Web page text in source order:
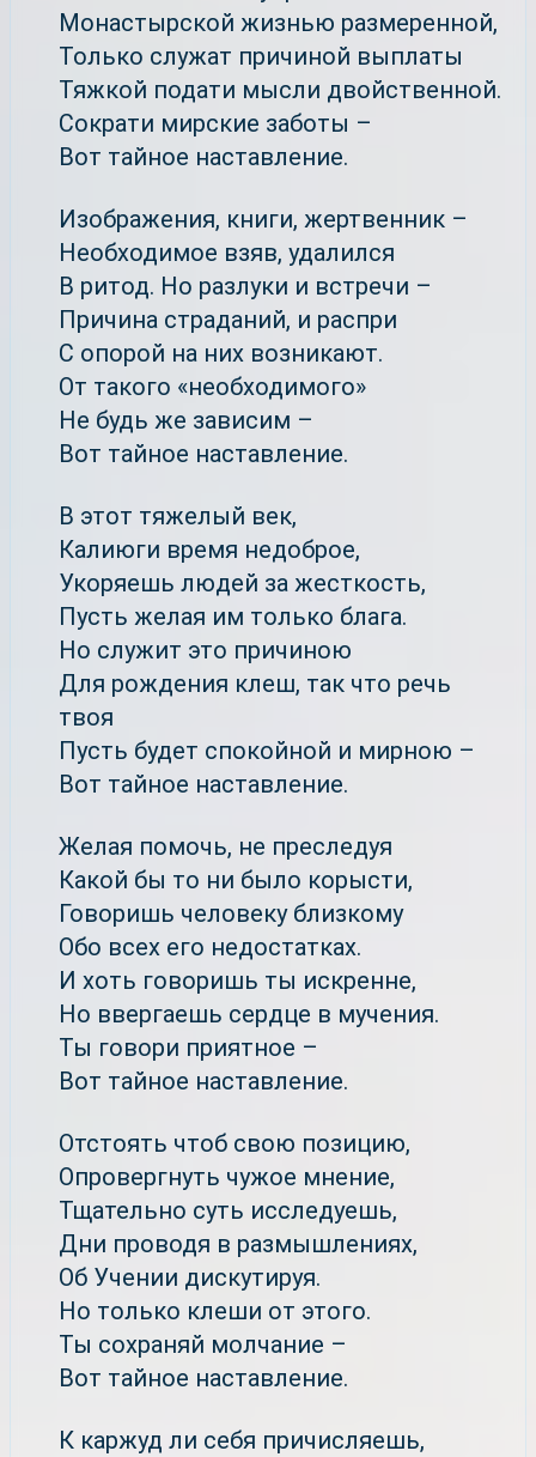
Монастырской жизнью размеренной,
Только служат причиной выплаты
Тяжкой подати мысли двойственной.
Сократи мирские заботы –
Вот тайное наставление.
Изображения, книги, жертвенник –
Необходимое взяв, удалился
В ритод. Но разлуки и встречи –
Причина страданий, и распри
С опорой на них возникают.
От такого «необходимого»
Не будь же зависим –
Вот тайное наставление.
В этот тяжелый век,
Калиюги время недоброе,
Укоряешь людей за жесткость,
Пусть желая им только блага.
Но служит это причиною
Для рождения клеш, так что речь
твоя
Пусть будет спокойной и мирною –
Вот тайное наставление.
Желая помочь, не преследуя
Какой бы то ни было корысти,
Говоришь человеку близкому
Обо всех его недостатках.
И хоть говоришь ты искренне,
Но ввергаешь сердце в мучения.
Ты говори приятное –
Вот тайное наставление.
Отстоять чтоб свою позицию,
Опровергнуть чужое мнение,
Тщательно суть исследуешь,
Дни проводя в размышлениях,
Об Учении дискутируя.
Но только клеши от этого.
Ты сохраняй молчание –
Вот тайное наставление.
К каржуд ли себя причисляешь,